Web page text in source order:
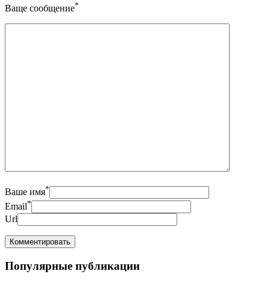
Ваще сообщение*
Ваше имя*
Email*
Url
Популярные публикации